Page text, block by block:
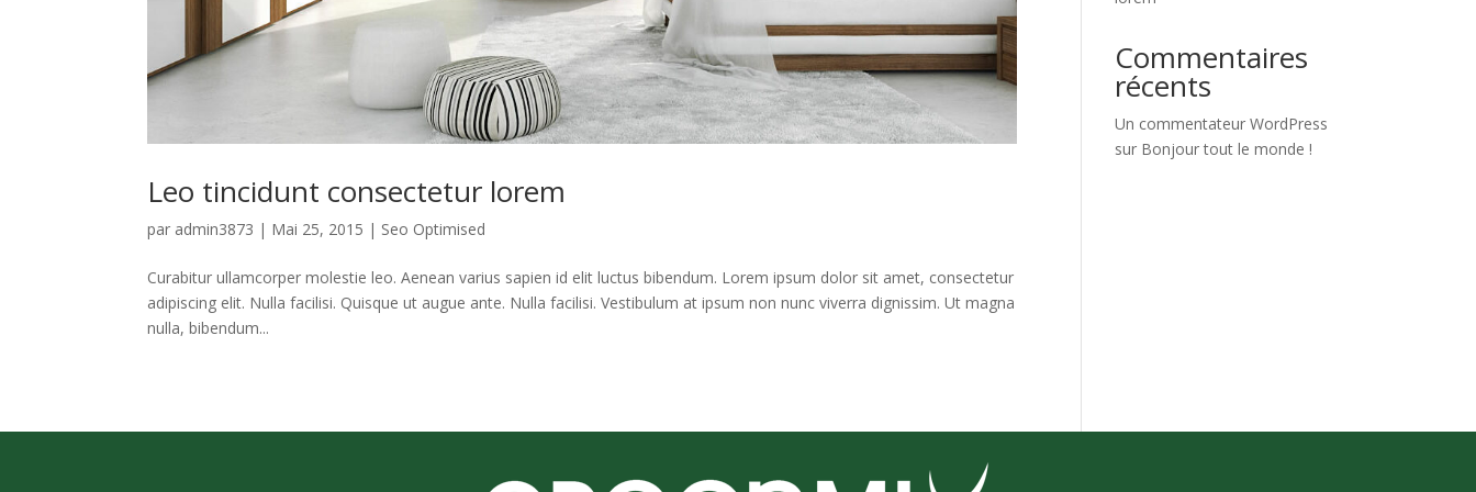
Leo tincidunt consectetur lorem
par admin3873 | Mai 25, 2015 | Seo Optimised
Curabitur ullamcorper molestie leo. Aenean varius sapien id elit luctus bibendum. Lorem ipsum dolor sit amet, consectetur
adipiscing elit. Nulla facilisi. Quisque ut augue ante. Nulla facilisi. Vestibulum at ipsum non nunc viverra dignissim. Ut magna
nulla, bibendum...
Commentaires
récents
Un commentateur WordPress
sur Bonjour tout le monde !